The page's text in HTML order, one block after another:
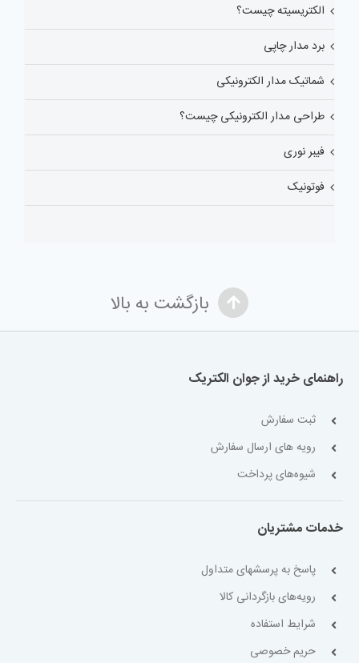
الکتریسیته چیست؟
برد مدار چاپی
شماتیک مدار الکترونیکی
طراحی مدار الکترونیکی چیست؟
فیبر نوری
فوتونیک
بازگشت به بالا
راهنمای خرید از جوان الکتریک
ثبت سفارش
رویه های ارسال سفارش
شیوه‌های پرداخت
خدمات مشتریان
پاسخ به پرسشهای متداول
رویه‌های بازگردانی کالا
شرایط استفاده
حریم خصوصی